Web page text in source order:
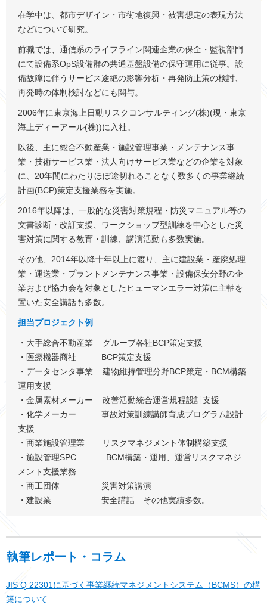
在学中は、都市デザイン・市街地復興・被害想定の表現方法
などについて研究。
前職では、通信系のライフライン関連企業の保全・監視部門
にて設備系OpS設備群の共通基盤設備の保守運用に従事。設
備故障に伴うサービス途絶の影響分析・再発防止策の検討、
再発時の体制検討などにも関与。
2006年に東京海上日動リスクコンサルティング(株)(現・東京
海上ディーアール(株))に入社。
以後、主に総合不動産業・施設管理事業・メンテナンス事
業・技術サービス業・法人向けサービス業などの企業を対象
に、20年間にわたりほぼ途切れることなく数多くの事業継続
計画(BCP)策定支援業務を実施。
2016年以降は、一般的な災害対策規程・防災マニュアル等の
文書診断・改訂支援、ワークショップ型訓練を中心とした災
害対策に関する教育・訓練、講演活動も多数実施。
その他、2014年以降十年以上に渡り、主に建設業・産廃処理
業・運送業・プラントメンテナンス事業・設備保安分野の企
業および協力会を対象としたヒューマンエラー対策に主軸を
置いた安全講話も多数。
担当プロジェクト例
・大手総合不動産業 グループ各社BCP策定支援
・医療機器商社 BCP策定支援
・データセンタ事業 建物維持管理分野BCP策定・BCM構築
運用支援
・金属素材メーカー 改善活動統合運営規程設計支援
・化学メーカー 事故対策訓練講師育成プログラム設計
支援
・商業施設管理業 リスクマネジメント体制構築支援
・施設管理SPC BCM構築・運用、運営リスクマネジ
メント支援業務
・商工団体 災害対策講演
・建設業 安全講話 その他実績多数。
執筆レポート・コラム
JIS Q 22301に基づく事業継続マネジメントシステム（BCMS）の構
築について